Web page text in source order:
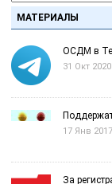
МАТЕРИАЛЫ
ОСДМ в
31 Окт 2020
17 Янв 2017
За